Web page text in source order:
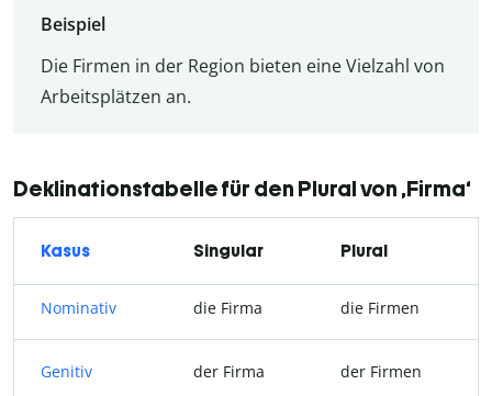
Beispiel
Die Firmen in der Region bieten eine Vielzahl von
Arbeitsplätzen an.
Deklinationstabelle für den Plural von ‚Firma‘
Kasus Singular Plural
Nominativ die Firma die Firmen
Genitiv der Firma der Firmen